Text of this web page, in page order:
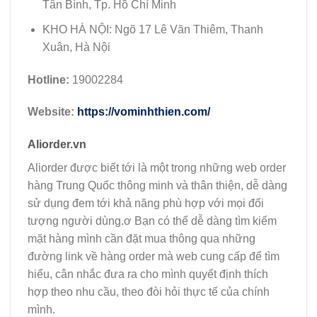
Tân Bình, Tp. Hồ Chí Minh
KHO HÀ NỘI: Ngõ 17 Lê Văn Thiêm, Thanh
Xuân, Hà Nội
Hotline: 19002284
Website: https://vominhthien.com/
Aliorder.vn
Aliorder được biết tới là một trong những web order
hàng Trung Quốc thông minh và thân thiện, dễ dàng
sử dụng đem tới khả năng phù hợp với mọi đối
tượng người dùng.ơ Bạn có thể dễ dàng tìm kiếm
mặt hàng mình cần đặt mua thông qua những
đường link về hàng order mà web cung cấp để tìm
hiểu, cân nhắc đưa ra cho mình quyết định thích
hợp theo nhu cầu, theo đòi hỏi thực tế của chính
mình.